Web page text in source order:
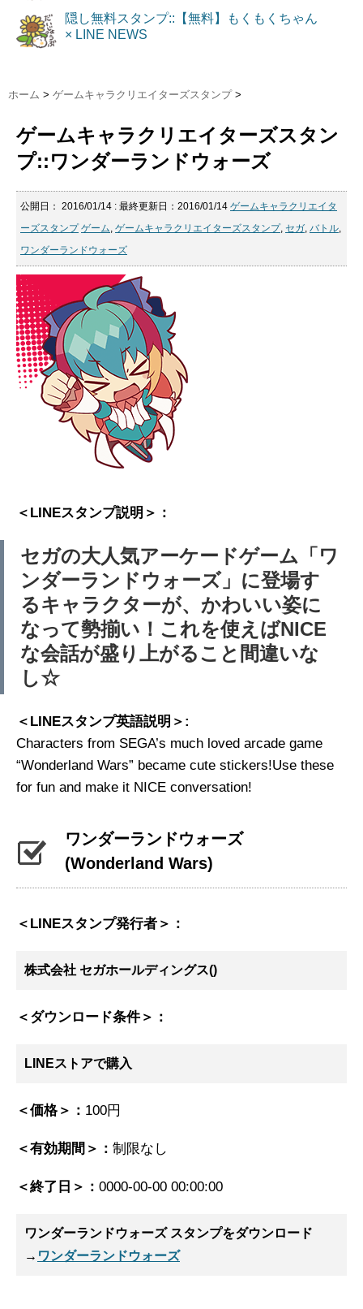
隠し無料スタンプ::【無料】もくもくちゃん
× LINE NEWS
ホーム > ゲームキャラクリエイターズスタンプ >
ゲームキャラクリエイターズスタン
プ::ワンダーランドウォーズ
公開日： 2016/01/14 : 最終更新日：2016/01/14 ゲームキャラクリエイタ
ーズスタンプ ゲーム, ゲームキャラクリエイターズスタンプ, セガ, バトル,
ワンダーランドウォーズ
＜LINEスタンプ説明＞：
セガの大人気アーケードゲーム「ワ
ンダーランドウォーズ」に登場す
るキャラクターが、かわいい姿に
なって勢揃い！これを使えばNICE
な会話が盛り上がること間違いな
し☆
＜LINEスタンプ英語説明＞:
Characters from SEGA’s much loved arcade game
“Wonderland Wars” became cute stickers!Use these
for fun and make it NICE conversation!
ワンダーランドウォーズ
(Wonderland Wars)
＜LINEスタンプ発行者＞：
株式会社 セガホールディングス()
＜ダウンロード条件＞：
LINEストアで購入
＜価格＞： 100円
＜有効期間＞： 制限なし
＜終了日＞： 0000-00-00 00:00:00
ワンダーランドウォーズ スタンプをダウンロード
→ ワンダーランドウォーズ